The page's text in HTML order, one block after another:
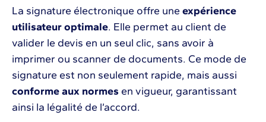
La signature électronique offre une expérience
utilisateur optimale. Elle permet au client de
valider le devis en un seul clic, sans avoir à
imprimer ou scanner de documents. Ce mode de
signature est non seulement rapide, mais aussi
conforme aux normes en vigueur, garantissant
ainsi la légalité de l’accord.